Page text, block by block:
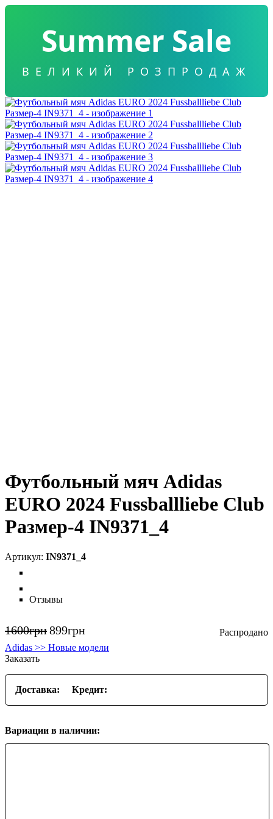
Summer Sale
ВЕЛИКИЙ РОЗПРОДАЖ
Футбольный мяч Adidas
EURO 2024 Fussballliebe Club
Размер-4 IN9371_4
IN9371_4
Отзывы
1600грн899грн
Adidas >> Новые модели
Заказать
Доставка: Кредит:
Вариации в наличии: